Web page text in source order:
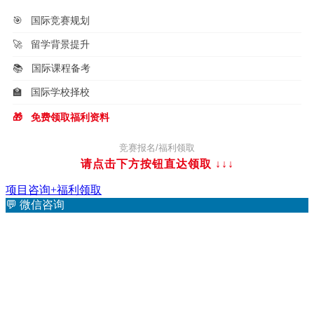
🎯 国际竞赛规划
🚀 留学背景提升
📚 国际课程备考
🏫 国际学校择校
🎁 免费领取福利资料
竞赛报名/福利领取
请点击下方按钮直达领取 ↓↓↓
项目咨询+福利领取
💬 微信咨询